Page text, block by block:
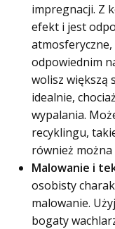
impregnacji. Z
efekt i jest
odpowiednim
wolisz większą
idealnie,
wypalania.
recyklingu,
również można
Malowanie i
osobisty
malowanie. Użyj
bogaty